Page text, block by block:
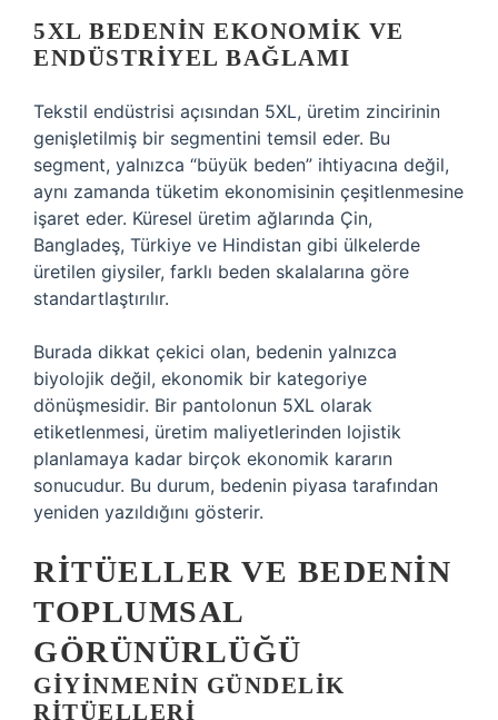
5XL BEDENIN EKONOMIK VE
ENDÜSTRIYEL BAĞLAMI
Tekstil endüstrisi açısından 5XL, üretim zincirinin
genişletilmiş bir segmentini temsil eder. Bu
segment, yalnızca “büyük beden” ihtiyacına değil,
aynı zamanda tüketim ekonomisinin çeşitlenmesine
işaret eder. Küresel üretim ağlarında Çin,
Bangladeş, Türkiye ve Hindistan gibi ülkelerde
üretilen giysiler, farklı beden skalalarına göre
standartlaştırılır.
Burada dikkat çekici olan, bedenin yalnızca
biyolojik değil, ekonomik bir kategoriye
dönüşmesidir. Bir pantolonun 5XL olarak
etiketlenmesi, üretim maliyetlerinden lojistik
planlamaya kadar birçok ekonomik kararın
sonucudur. Bu durum, bedenin piyasa tarafından
yeniden yazıldığını gösterir.
RITÜELLER VE BEDENIN
TOPLUMSAL
GÖRÜNÜRLÜĞÜ
GIYINMENIN GÜNDELIK
RITÜELLERI